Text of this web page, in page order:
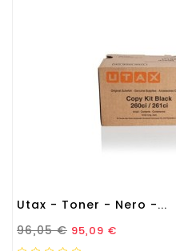
Utax - Toner - Nero -...
Prezzo Standard
96,05 € Prezzo
95,09 €